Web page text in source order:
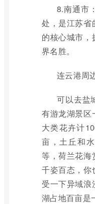
8.南通市
处，是江苏省
的核心城市
界名胜。
连云港周
可以去盐
有游龙湖景区
大类花卉计
亩，土丘和
等，荷兰花海
千姿百态，你
受一下异域
湖占地百亩是